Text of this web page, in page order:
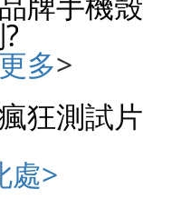
多>
狂測試片
處>